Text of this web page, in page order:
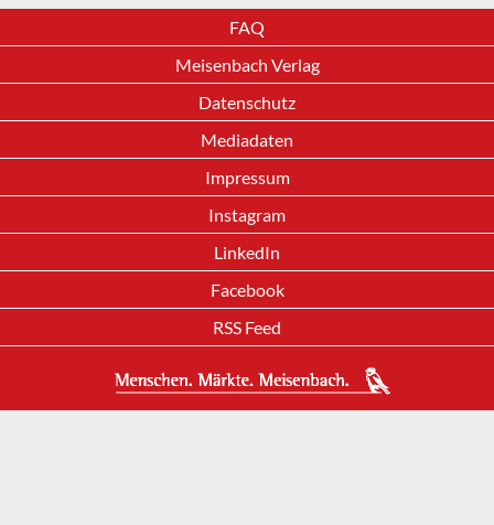
FAQ
Meisenbach Verlag
Datenschutz
Mediadaten
Impressum
Instagram
LinkedIn
Facebook
RSS Feed